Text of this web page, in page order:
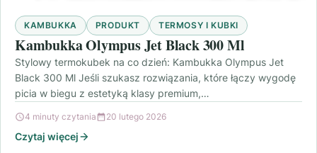
KAMBUKKA PRODUKT TERMOSY I KUBKI
Kambukka Olympus Jet Black 300 Ml
Stylowy termokubek na co dzień: Kambukka Olympus Jet
Black 300 Ml Jeśli szukasz rozwiązania, które łączy wygodę
picia w biegu z estetyką klasy premium,…
4 minuty czytania 20 lutego 2026
Czytaj więcej